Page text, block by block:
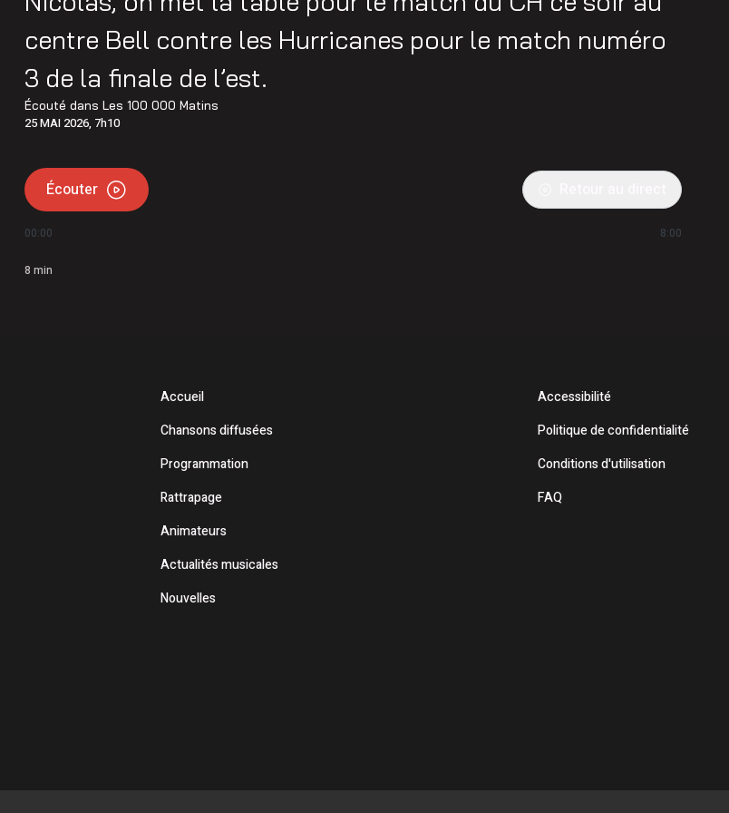
centre Bell contre les Hurricanes pour le match numéro
3 de la finale de l’est.
Écouté dansLes 100 000 Matins
25 MAI 2026, 7h10
Écouter
00:00 8:00
8 min
Accueil
Chansons diffusées
Programmation
Rattrapage
Animateurs
Actualités musicales
Nouvelles
Accessibilité
Politique de confidentialité
Conditions d'utilisation
FAQ